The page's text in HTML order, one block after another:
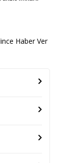
Haber Ver